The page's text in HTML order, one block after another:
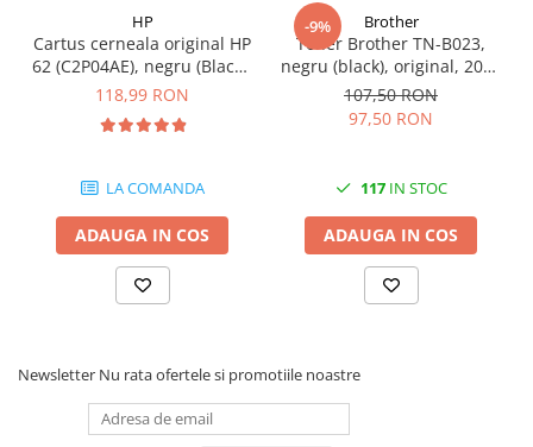
Access Point-uri
Cabluri retea
Sisteme Mesh WiFi
Conectori & mufe retea
Rack-uri & accesorii rack
Patch panel-uri
Injectoare PoE
Antene & amplificatoare semnal
HP
Cartus cerneala original HP
62 (C2P04AE), negru (Black),
200 pagini
118,99 RON
LA COMANDA
ADAUGA IN COS
-9% Brother
Toner Brother TN-B023,
negru (black), original, 2000
pagini
107,50 RON
97,50 RON
117IN STOC
ADAUGA IN COS
Newsletter Nu rata ofertele si promotiile noastre